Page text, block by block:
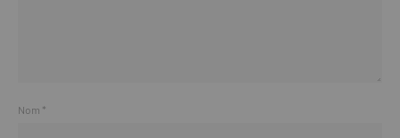
Nom *